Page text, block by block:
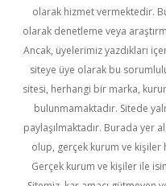
olarak hizmet vermektedir.
olarak denetleme veya
Ancak, üyelerimiz yazdıkları
siteye üye olarak bu
sitesi, herhangi bir marka,
bulunmamaktadır. Sitede
paylaşılmaktadır. Burada yer
olup, gerçek kurum ve kişiler
Gerçek kurum ve kişiler ile